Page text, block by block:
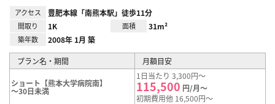
アクセス 豊肥本線「南熊本駅」徒歩11分
間取り 1K 面積 31m²
築年数 2008年 1月 築
プラン名・期間 月額目安
ショート【熊本大学病院南】
～30日未満
1日当たり 3,300円～
115,500 円/月～
初期費用他 16,500円～